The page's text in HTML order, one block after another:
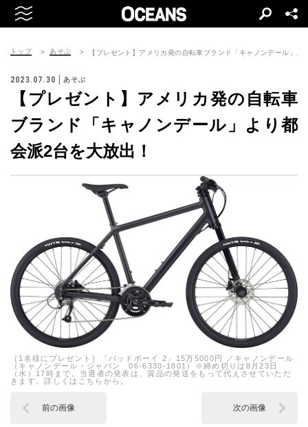
トップ あそぶ 【プレゼント】アメリカ発の自転車ブランド「キャノンデール」よ
2023.07.30 あそぶ
【プレゼント】アメリカ発の自転車
ブランド「キャノンデール」より都
会派2台を大放出！
［1名様にプレゼント］「バッドボーイ 2」15万5000円 ／キャノンデール
（キャノンデール・ジャパン 06-6330-1801）※締め切りは8月23日
（水）17時まで。当選者の発表は、賞品の発送をもって代えさせていただ
きます。詳しくはこちらから。
前の画像 次の画像